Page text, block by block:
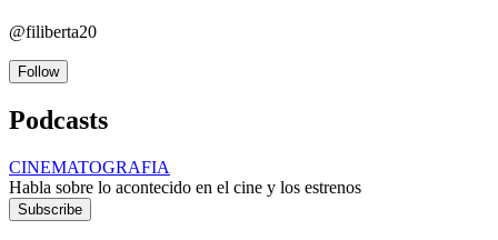
@filiberta20
Follow
Podcasts
CINEMATOGRAFIA
Habla sobre lo acontecido en el cine y los estrenos
Subscribe